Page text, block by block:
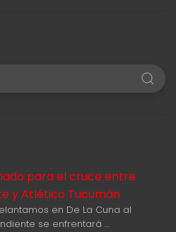
para el cruce entre
y Atlético Tucumán
en De La Cuna al
se enfrentará …